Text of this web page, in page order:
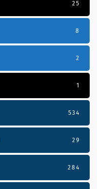
25
8
2
1
534
29
284